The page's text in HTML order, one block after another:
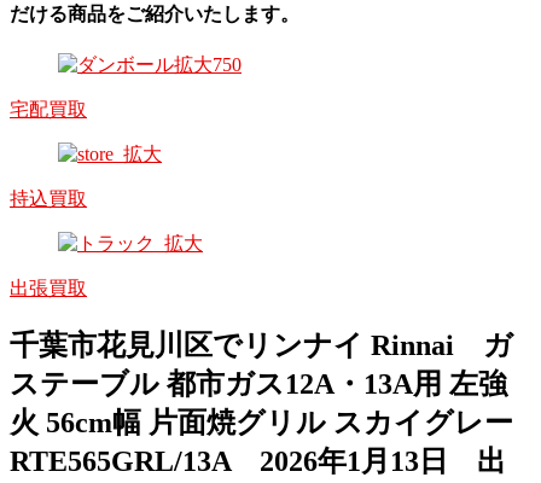
だける商品をご紹介いたします。
宅配買取
持込買取
出張買取
千葉市花見川区でリンナイ Rinnai ガ
ステーブル 都市ガス12A・13A用 左強
火 56cm幅 片面焼グリル スカイグレー
RTE565GRL/13A 2026年1月13日 出